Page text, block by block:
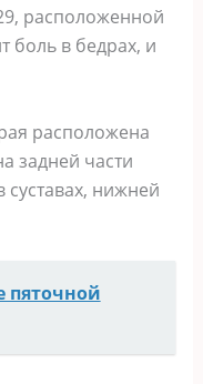
расположенной
боль в бедрах, и
расположена
задней части
суставах, нижней
пяточной